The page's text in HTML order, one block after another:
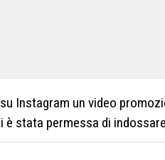
Instagram un video
è stata permessa di